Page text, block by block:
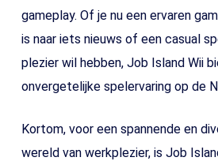
gameplay. Of je nu een ervaren
is naar iets nieuws of een casual
plezier wil hebben, Job Island Wii
onvergetelijke spelervaring op de
Kortom, voor een spannende en
wereld van werkplezier, is Job